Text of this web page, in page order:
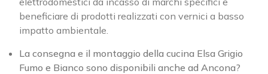
beneficiare di prodotti realizzati con vernici a basso
impatto ambientale.
La consegna e il montaggio della cucina Elsa Grigio
Fumo e Bianco sono disponibili anche ad Ancona?